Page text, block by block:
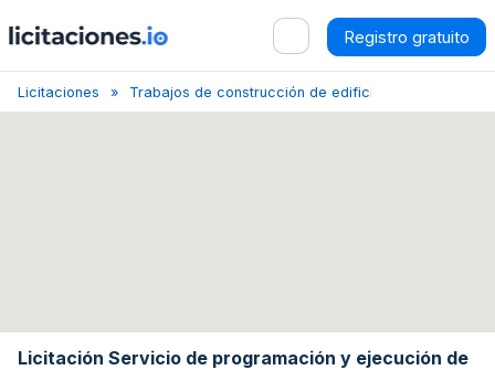
Registro gratuito
Licitaciones Trabajos de construcción de edificios relacionados
Licitación Servicio de programación y ejecución de